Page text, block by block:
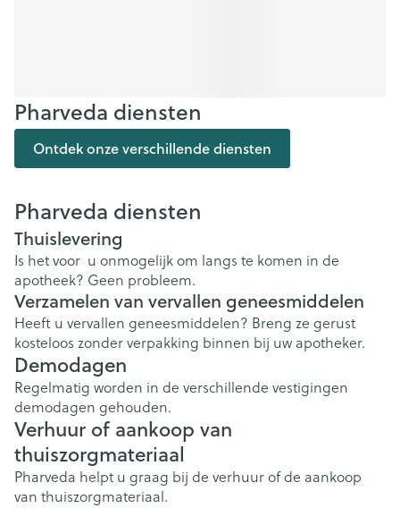
Pharveda diensten
Ontdek onze verschillende diensten
Pharveda diensten
Thuislevering
Is het voor u onmogelijk om langs te komen in de
apotheek? Geen probleem.
Verzamelen van vervallen geneesmiddelen
Heeft u vervallen geneesmiddelen? Breng ze gerust
kosteloos zonder verpakking binnen bij uw apotheker.
Demodagen
Regelmatig worden in de verschillende vestigingen
demodagen gehouden.
Verhuur of aankoop van
thuiszorgmateriaal
Pharveda helpt u graag bij de verhuur of de aankoop
van thuiszorgmateriaal.